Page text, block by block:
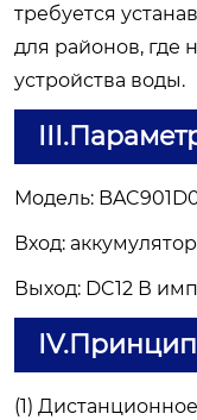
требуется
для районов, где
устройства воды.
Модель:
Вход:
Выход: DC12 В
(1)